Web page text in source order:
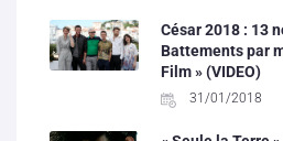
César 2018 : 13
Battements par
Film » (VIDEO)
31/01/2018